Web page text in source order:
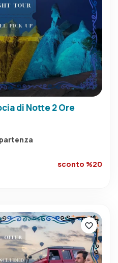
di Notte 2 Ore
sconto %20